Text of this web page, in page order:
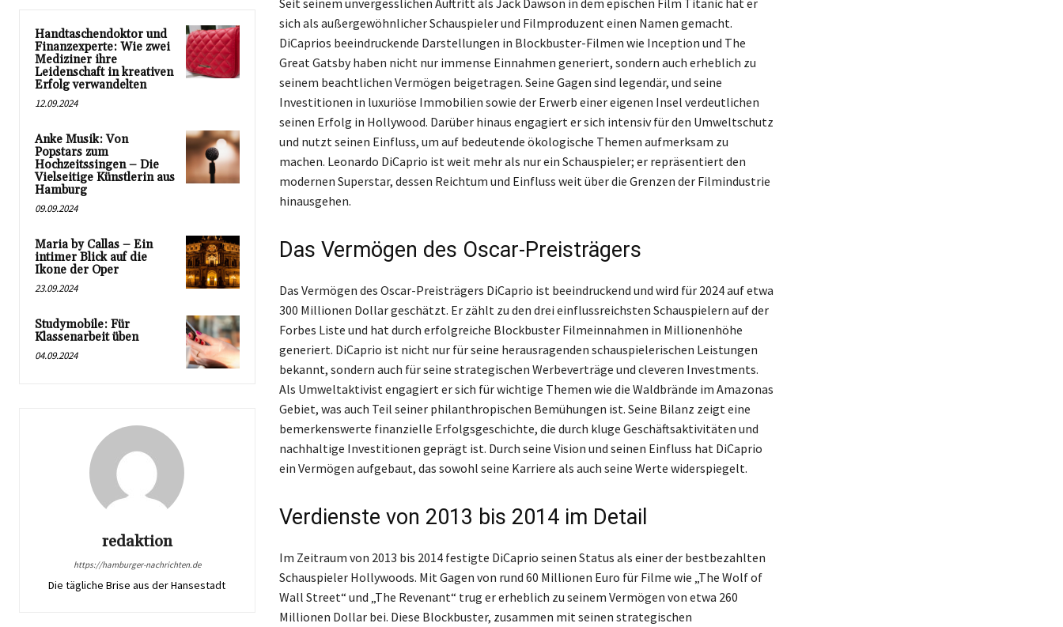
Handtaschendoktor und
Finanzexperte: Wie zwei
Mediziner ihre
Leidenschaft in kreativen
Erfolg verwandelten
12.09.2024
Anke Musik: Von
Popstars zum
Hochzeitssingen – Die
Vielseitige Künstlerin aus
Hamburg
09.09.2024
Maria by Callas – Ein
intimer Blick auf die
Ikone der Oper
23.09.2024
Studymobile: Für
Klassenarbeit üben
04.09.2024
redaktion
https://hamburger-nachrichten.de
Die tägliche Brise aus der Hansestadt
sich als außergewöhnlicher Schauspieler und Filmproduzent einen Namen gemacht.
DiCaprios beeindruckende Darstellungen in Blockbuster-Filmen wie Inception und The
Great Gatsby haben nicht nur immense Einnahmen generiert, sondern auch erheblich zu
seinem beachtlichen Vermögen beigetragen. Seine Gagen sind legendär, und seine
Investitionen in luxuriöse Immobilien sowie der Erwerb einer eigenen Insel verdeutlichen
seinen Erfolg in Hollywood. Darüber hinaus engagiert er sich intensiv für den Umweltschutz
und nutzt seinen Einfluss, um auf bedeutende ökologische Themen aufmerksam zu
machen. Leonardo DiCaprio ist weit mehr als nur ein Schauspieler; er repräsentiert den
modernen Superstar, dessen Reichtum und Einfluss weit über die Grenzen der Filmindustrie
hinausgehen.
Das Vermögen des Oscar-Preisträgers
Das Vermögen des Oscar-Preisträgers DiCaprio ist beeindruckend und wird für 2024 auf etwa
300 Millionen Dollar geschätzt. Er zählt zu den drei einflussreichsten Schauspielern auf der
Forbes Liste und hat durch erfolgreiche Blockbuster Filmeinnahmen in Millionenhöhe
generiert. DiCaprio ist nicht nur für seine herausragenden schauspielerischen Leistungen
bekannt, sondern auch für seine strategischen Werbeverträge und cleveren Investments.
Als Umweltaktivist engagiert er sich für wichtige Themen wie die Waldbrände im Amazonas
Gebiet, was auch Teil seiner philanthropischen Bemühungen ist. Seine Bilanz zeigt eine
bemerkenswerte finanzielle Erfolgsgeschichte, die durch kluge Geschäftsaktivitäten und
nachhaltige Investitionen geprägt ist. Durch seine Vision und seinen Einfluss hat DiCaprio
ein Vermögen aufgebaut, das sowohl seine Karriere als auch seine Werte widerspiegelt.
Verdienste von 2013 bis 2014 im Detail
Im Zeitraum von 2013 bis 2014 festigte DiCaprio seinen Status als einer der bestbezahlten
Schauspieler Hollywoods. Mit Gagen von rund 60 Millionen Euro für Filme wie „The Wolf of
Wall Street“ und „The Revenant“ trug er erheblich zu seinem Vermögen von etwa 260
Millionen Dollar bei. Diese Blockbuster, zusammen mit seinen strategischen